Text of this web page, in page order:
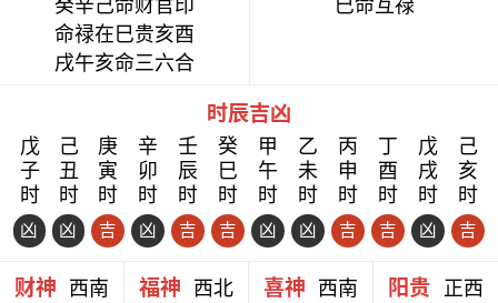
癸辛己命财官印
命禄在巳贵亥酉
戌午亥命三六合
巳命互禄
时辰吉凶
戊
子
时
凶
己
丑
时
凶
庚
寅
时
吉
辛
卯
时
凶
壬
辰
时
吉
癸
巳
时
吉
甲
午
时
凶
乙
未
时
凶
丙
申
时
吉
丁
酉
时
吉
戊
戌
时
凶
己
亥
时
吉
财神 西南 福神 西北 喜神 西南 阳贵 正西